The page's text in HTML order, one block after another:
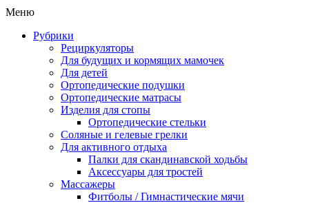
Меню
Рубрики
Рециркуляторы
Для будущих и кормящих мамочек
Для детей
Ортопедические подушки
Ортопедические матрасы
Изделия для стопы
Ортопедические стельки
Соляные и гелевые грелки
Для активного отдыха
Палки для скандинавской ходьбы
Аксессуары для тростей
Массажеры
Фитболы / Гимнастические мячи